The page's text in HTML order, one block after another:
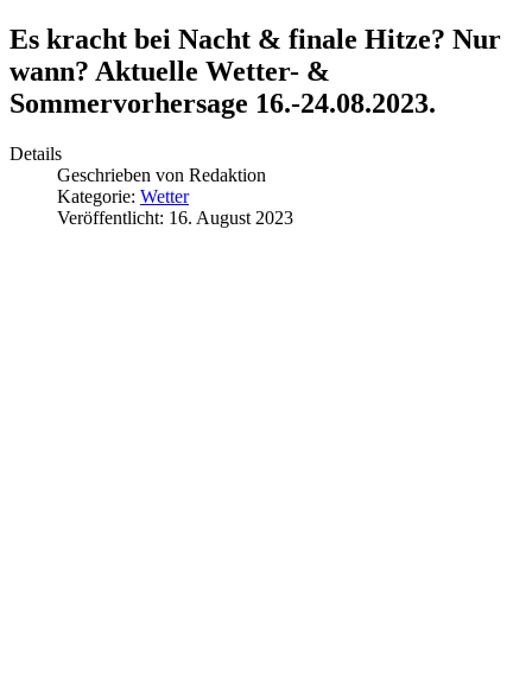
Es kracht bei Nacht & finale Hitze? Nur
wann? Aktuelle Wetter- &
Sommervorhersage 16.-24.08.2023.
Details
Geschrieben von Redaktion
Kategorie: Wetter
Veröffentlicht: 16. August 2023